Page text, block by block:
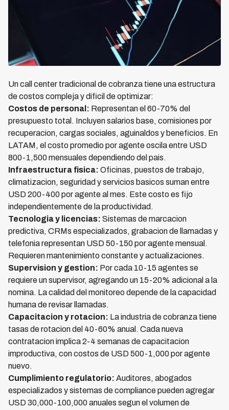
Un call center tradicional de cobranza tiene una estructura
de costos compleja y dificil de optimizar:
Costos de personal: Representan el 60-70% del
presupuesto total. Incluyen salarios base, comisiones por
recuperacion, cargas sociales, aguinaldos y beneficios. En
LATAM, el costo promedio por agente oscila entre USD
800-1,500 mensuales dependiendo del pais.
Infraestructura fisica: Oficinas, puestos de trabajo,
climatizacion, seguridad y servicios basicos suman entre
USD 200-400 por agente al mes. Este costo es fijo
independientemente de la productividad.
Tecnologia y licencias: Sistemas de marcacion
predictiva, CRMs especializados, grabacion de llamadas y
telefonia representan USD 50-150 por agente mensual.
Requieren mantenimiento constante y actualizaciones.
Supervision y gestion: Por cada 10-15 agentes se
requiere un supervisor, agregando un 15-20% adicional a la
nomina. La calidad del monitoreo depende de la capacidad
humana de revisar llamadas.
Capacitacion y rotacion: La industria de cobranza tiene
tasas de rotacion del 40-60% anual. Cada nueva
contratacion implica 2-4 semanas de capacitacion
improductiva, con costos de USD 500-1,000 por agente
nuevo.
Cumplimiento regulatorio: Auditores, abogados
especializados y sistemas de compliance pueden agregar
USD 30,000-100,000 anuales segun el volumen de